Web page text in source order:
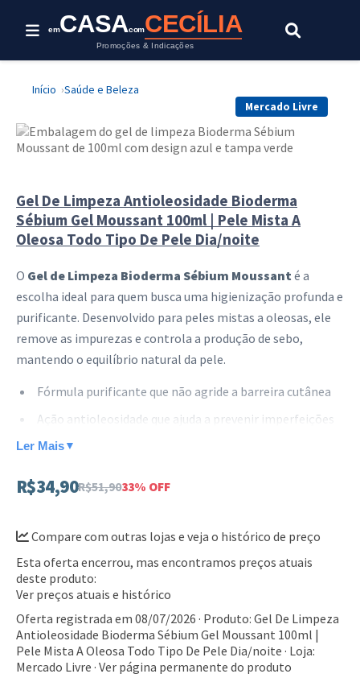
emCASAcomCECÍLIA
Promoções & Indicações
Início
Saúde e Beleza
Mercado Livre
Esta oferta foi encerrada.
Gel De Limpeza Antioleosidade Bioderma
Sébium Gel Moussant 100ml | Pele Mista A
Oleosa Todo Tipo De Pele Dia/noite
O Gel de Limpeza Bioderma Sébium Moussant é a
escolha ideal para quem busca uma higienização profunda e
purificante. Desenvolvido para peles mistas a oleosas, ele
remove as impurezas e controla a produção de sebo,
mantendo o equilíbrio natural da pele.
Fórmula purificante que não agride a barreira cutânea
Ação antioleosidade que ajuda a prevenir imperfeições
Textura em gel que se transforma em espuma suave
noite
Este produto é perfeito para quem deseja uma pele limpa,
fresca e sem brilho excessivo. Adquira o seu e sinta a
diferença na textura da sua pele logo nas primeiras
aplicações.
Ler Mais ▼
R$34,90R$51,9033% OFF
Compare com outras lojas e veja o histórico de preço
Esta oferta encerrou, mas encontramos preços atuais
deste produto:
Ver preços atuais e histórico
Oferta registrada em 08/07/2026 · Produto: Gel De Limpeza
Antioleosidade Bioderma Sébium Gel Moussant 100ml |
Pele Mista A Oleosa Todo Tipo De Pele Dia/noite · Loja:
Mercado Livre · Ver página permanente do produto